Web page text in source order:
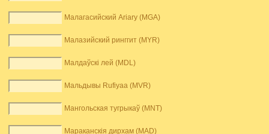
Малагасийский Ariary (MGA)
Малазийский ринггит (MYR)
Малдаўскі лей (MDL)
Мальдывы Rufiyaa (MVR)
Мангольская тугрыкаў (MNT)
Мараканскія дирхам (MAD)